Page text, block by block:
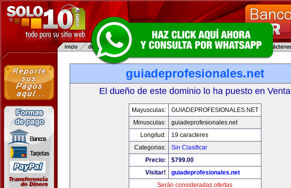
guiadeprofesionales.net
El dueño de este dominio lo ha puesto en Venta
Mayusculas:
GUIADEPROFESIONALES.NET
Minusculas:
guiadeprofesionales.net
Longitud:
19 caracteres
Categorias:
Sin Clasificar
Precio:
$799.00
Visitar!
guiadeprofesionales.net
Serán consideradas ofertas